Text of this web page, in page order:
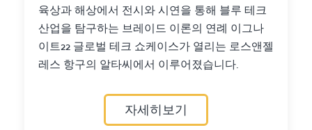
육상과 해상에서 전시와 시연을 통해 블루 테크
산업을 탐구하는 브레이드 이론의 연례 이그나
이트22 글로벌 테크 쇼케이스가 열리는 로스앤젤
레스 항구의 알타씨에서 이루어졌습니다.
자세히보기